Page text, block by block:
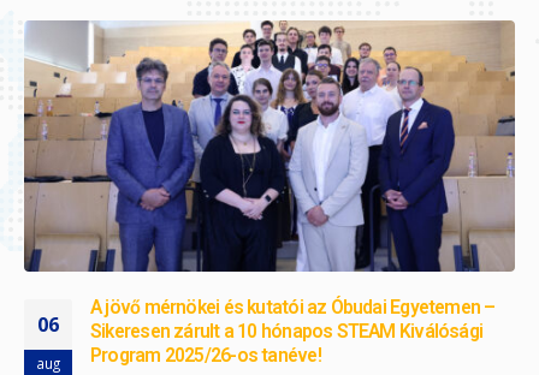
06
aug
A jövő mérnökei és kutatói az Óbudai Egyetemen –
Sikeresen zárult a 10 hónapos STEAM Kiválósági
Program 2025/26-os tanéve!